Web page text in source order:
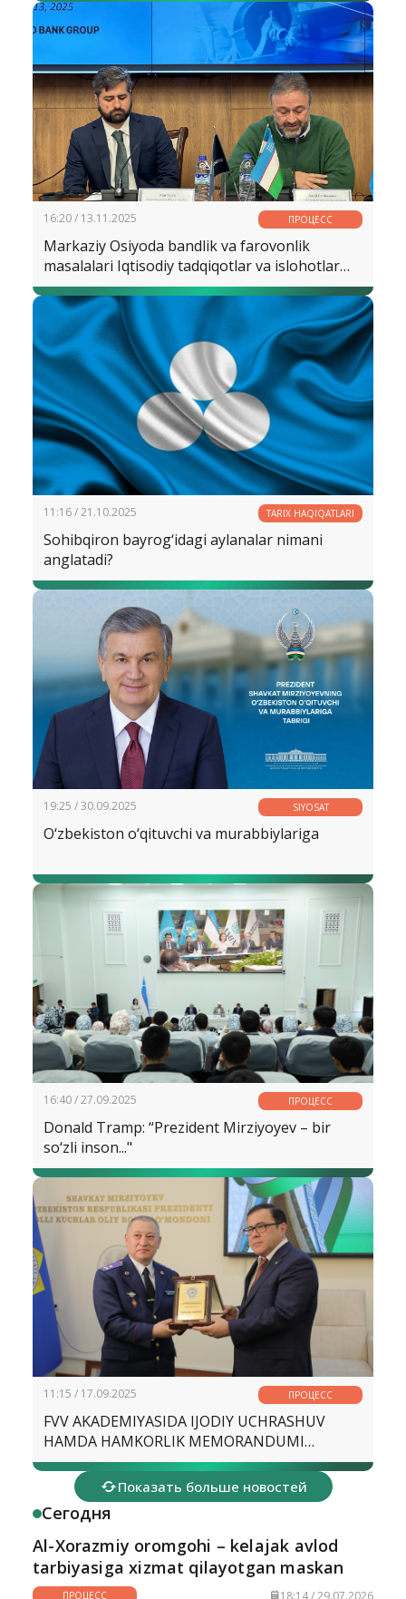
16:20 / 13.11.2025 ПРОЦЕСС
Markaziy Osiyoda bandlik va farovonlik
masalalari Iqtisodiy tadqiqotlar va islohotlar
markazida muhokama qilindi
11:16 / 21.10.2025 TARIX HAQIQATLARI
Sohibqiron bayrog‘idagi aylanalar nimani
anglatadi?
19:25 / 30.09.2025 SIYOSAT
O‘zbekiston o‘qituvchi va murabbiylariga
16:40 / 27.09.2025 ПРОЦЕСС
Donald Tramp: “Prezident Mirziyoyev – bir
so‘zli inson..."
11:15 / 17.09.2025 ПРОЦЕСС
FVV AKADEMIYASIDA IJODIY UCHRASHUV
HAMDA HAMKORLIK MEMORANDUMI
IMZOLANDI
Показать больше новостей
Сегодня
Al-Xorazmiy oromgohi – kelajak avlod
tarbiyasiga xizmat qilayotgan maskan
ПРОЦЕСС 18:14 / 29.07.2026